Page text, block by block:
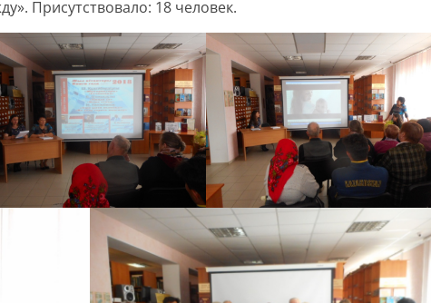
Присутствовало: 18 человек.